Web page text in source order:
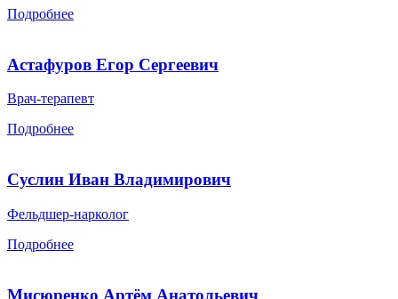
Подробнее
Астафуров Егор Сергеевич
Врач-терапевт
Подробнее
Суслин Иван Владимирович
Фельдшер-нарколог
Подробнее
Мисюренко Артём Анатольевич